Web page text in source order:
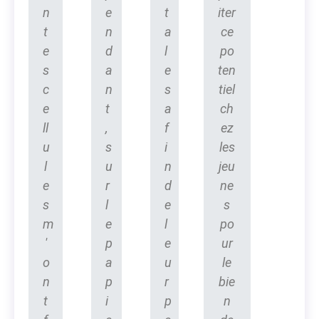
n
t
e
s
c
e
ll
u
l
e
s
m
'
o
n
t
e
n
d
a
n
t
,
s
u
r
l
e
p
a
p
i
t
a
l
e
s
a
f
i
n
d
e
l
e
u
r
p
iter
ce
po
ten
tiel
ch
ez
les
jeu
ne
s
po
ur
le
bie
n